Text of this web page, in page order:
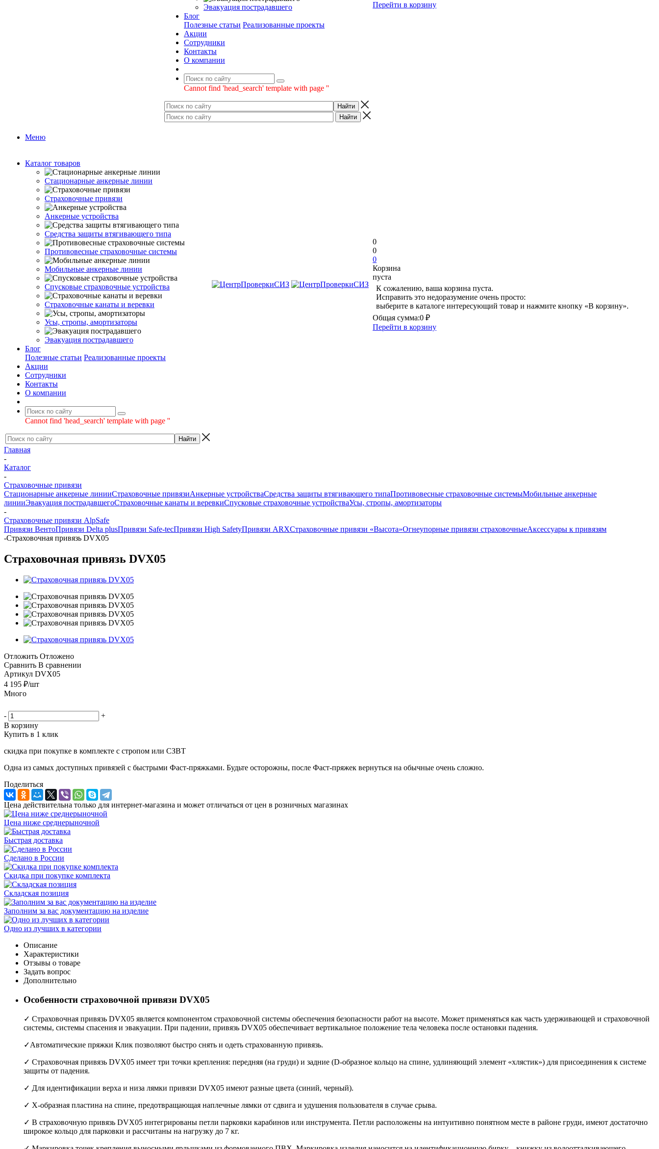
Эвакуация пострадавшего
Блог
Полезные статьи Реализованные проекты
Акции
Сотрудники
Контакты
О компании
Cannot find 'head_search' template with page ''
Перейти в корзину
Меню
Каталог товаров
Стационарные анкерные линии
Страховочные привязи
Анкерные устройства
Средства защиты втягивающего типа
Противовесные страховочные системы
Мобильные анкерные линии
Спусковые страховочные устройства
Страховочные канаты и веревки
Усы, стропы, амортизаторы
Эвакуация пострадавшего
Блог
Полезные статьи Реализованные проекты
Акции
Сотрудники
Контакты
О компании
Cannot find 'head_search' template with page ''
0
0
0
Корзина
пуста
К сожалению, ваша корзина пуста.
Исправить это недоразумение очень просто:
выберите в каталоге интересующий товар и нажмите кнопку «В корзину».
Общая сумма:0 ₽
Перейти в корзину
Главная
-
Каталог
-
Страховочные привязи
Стационарные анкерные линииСтраховочные привязиАнкерные устройстваСредства защиты втягивающего типаПротивовесные страховочные системыМобильные анкерные
линииЭвакуация пострадавшегоСтраховочные канаты и веревкиСпусковые страховочные устройстваУсы, стропы, амортизаторы
-
Страховочные привязи AlpSafe
Привязи ВентоПривязи Delta plusПривязи Safe-tecПривязи High SafetyПривязи ARXСтраховочные привязи «Высота»Огнеупорные привязи страховочныеАксессуары к привязям
-Страховочная привязь DVX05
Страховочная привязь DVX05
Отложить Отложено
Сравнить В сравнении
Артикул DVX05
4 195 ₽/шт
Много
-
+
В корзину
Купить в 1 клик
скидка при покупке в комплекте с стропом или СЗВТ
Одна из самых доступных привязей с быстрыми Фаст-пряжками. Будьте осторожны, после Фаст-пряжек вернуться на обычные очень сложно.
Поделиться
Цена действительна только для интернет-магазина и может отличаться от цен в розничных магазинах
Цена ниже среднерыночной
Быстрая доставка
Сделано в России
Скидка при покупке комплекта
Складская позиция
Заполним за вас документацию на изделие
Одно из лучших в категории
Описание
Характеристики
Отзывы о товаре
Задать вопрос
Дополнительно
Особенности страховочной привязи DVX05
✓ Страховочная привязь DVX05 является компонентом страховочной системы обеспечения безопасности работ на высоте. Может применяться как часть удерживающей и страховочной
системы, системы спасения и эвакуации. При падении, привязь DVX05 обеспечивает вертикальное положение тела человека после остановки падения.
✓Автоматические пряжки Клик позволяют быстро снять и одеть страхованную привязь.
✓ Страховочная привязь DVX05 имеет три точки крепления: передняя (на груди) и задние (D-образное кольцо на спине, удлиняющий элемент «хлястик») для присоединения к системе
защиты от падения.
✓ Для идентификации верха и низа лямки привязи DVX05 имеют разные цвета (синий, черный).
✓ X-образная пластина на спине, предотвращающая наплечные лямки от сдвига и удушения пользователя в случае срыва.
✓ В страховочную привязь DVX05 интегрированы петли парковки карабинов или инструмента. Петли расположены на интуитивно понятном месте в районе груди, имеют достаточно
широкое кольцо для парковки и рассчитаны на нагрузку до 7 кг.